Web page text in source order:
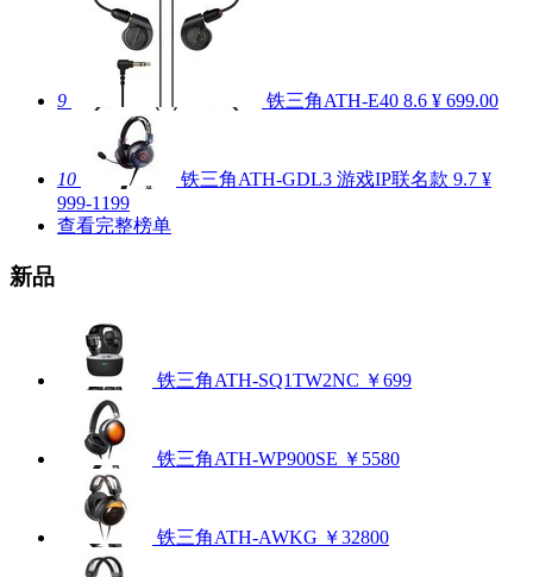
9 铁三角ATH-E40 8.6 ¥ 699.00
10 铁三角ATH-GDL3 游戏IP联名款 9.7 ¥
999-1199
查看完整榜单
新品
铁三角ATH-SQ1TW2NC ￥699
铁三角ATH-WP900SE ￥5580
铁三角ATH-AWKG ￥32800